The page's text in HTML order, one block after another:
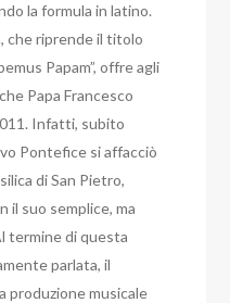
la formula in latino.
che riprende il titolo
Papam”, offre agli
Papa Francesco
Infatti, subito
Pontefice si affacciò
di San Pietro,
il suo semplice, ma
termine di questa
parlata, il
produzione musicale